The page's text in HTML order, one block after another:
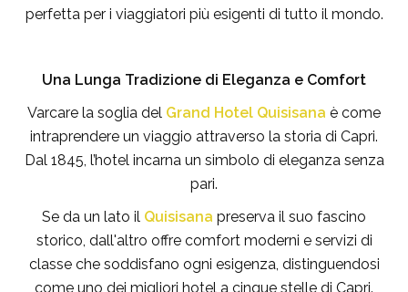
perfetta per i viaggiatori più esigenti di tutto il mondo.
Una Lunga Tradizione di Eleganza e Comfort
Varcare la soglia del Grand Hotel Quisisana è come
intraprendere un viaggio attraverso la storia di Capri.
Dal 1845, l’hotel incarna un simbolo di eleganza senza
pari.
Se da un lato il Quisisana preserva il suo fascino
storico, dall'altro offre comfort moderni e servizi di
classe che soddisfano ogni esigenza, distinguendosi
come uno dei migliori hotel a cinque stelle di Capri.